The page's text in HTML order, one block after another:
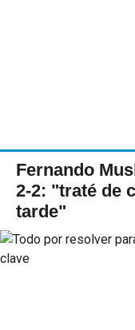
Fernando
2-2: "traté de
tarde"